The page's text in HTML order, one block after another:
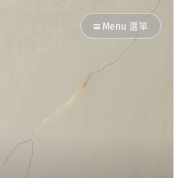
Menu 選單